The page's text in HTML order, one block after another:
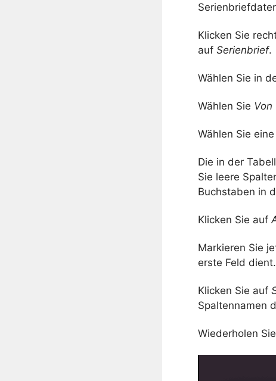
Klicken Sie
auf Serienbrief.
Wählen Sie in
Wählen Sie Von
Wählen Sie
Die in der
Sie leere
Buchstaben in
Klicken Sie auf
Markieren Sie
erste Feld dient.
Klicken Sie auf
Spaltennamen
Wiederholen